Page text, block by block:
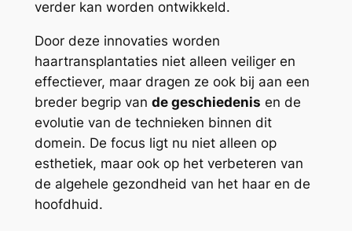
verder kan worden ontwikkeld.
Door deze innovaties worden
haartransplantaties niet alleen veiliger en
effectiever, maar dragen ze ook bij aan een
breder begrip van de geschiedenis en de
evolutie van de technieken binnen dit
domein. De focus ligt nu niet alleen op
esthetiek, maar ook op het verbeteren van
de algehele gezondheid van het haar en de
hoofdhuid.